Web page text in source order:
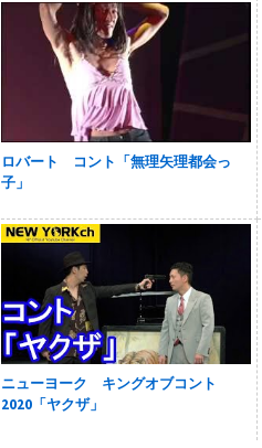
ロバート コント「無理矢理都会っ
子」
ニューヨーク キングオブコント
2020「ヤクザ」